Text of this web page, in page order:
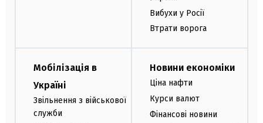
Вибухи у Росії
Втрати ворога
Мобілізація в
Україні
Звільнення з військової
служби
Новини економіки
Ціна нафти
Курси валют
Фінансові новини